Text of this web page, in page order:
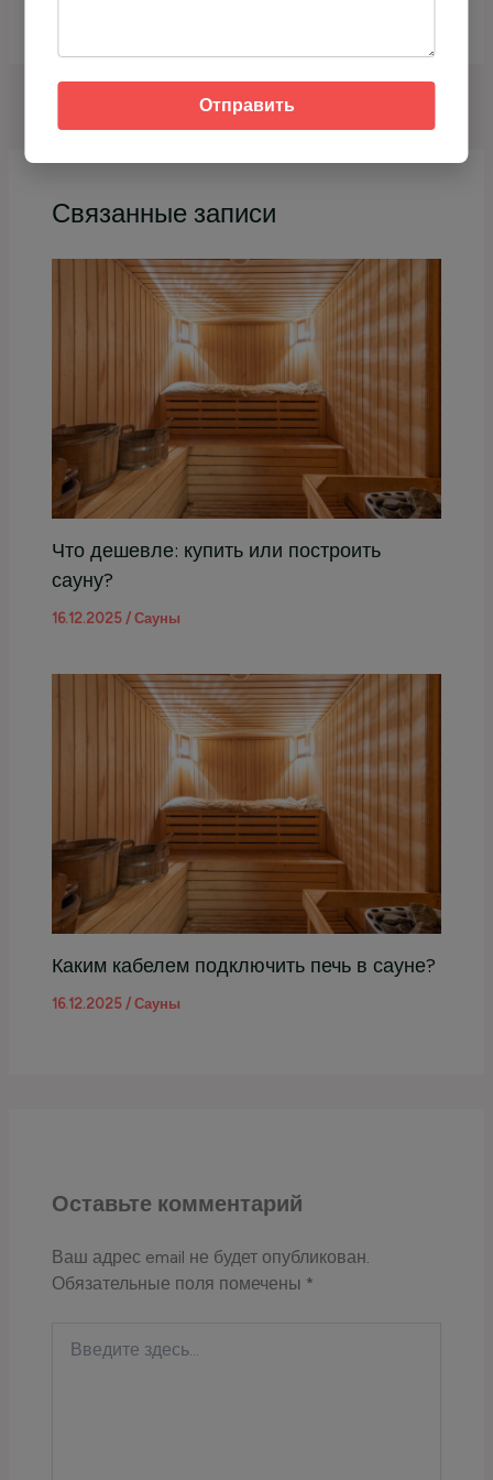
Связанные записи
Что дешевле: купить или построить
сауну?
16.12.2025 /Сауны
Каким кабелем подключить печь в сауне?
16.12.2025 /Сауны
Оставьте комментарий
Ваш адрес email не будет опубликован.
Обязательные поля помечены *
здесь...
Отправить